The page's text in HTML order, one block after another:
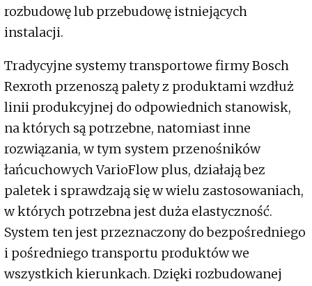
rozbudowę lub przebudowę istniejących
instalacji.
Tradycyjne systemy transportowe firmy Bosch
Rexroth przenoszą palety z produktami wzdłuż
linii produkcyjnej do odpowiednich stanowisk,
na których są potrzebne, natomiast inne
rozwiązania, w tym system przenośników
łańcuchowych VarioFlow plus, działają bez
paletek i sprawdzają się w wielu zastosowaniach,
w których potrzebna jest duża elastyczność.
System ten jest przeznaczony do bezpośredniego
i pośredniego transportu produktów we
wszystkich kierunkach. Dzięki rozbudowanej